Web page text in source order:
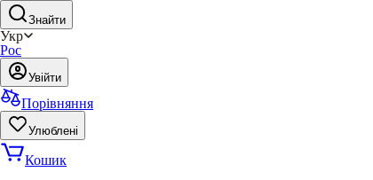
Знайти
Укр
Рос
Увійти
Порівняння
Улюблені
Кошик